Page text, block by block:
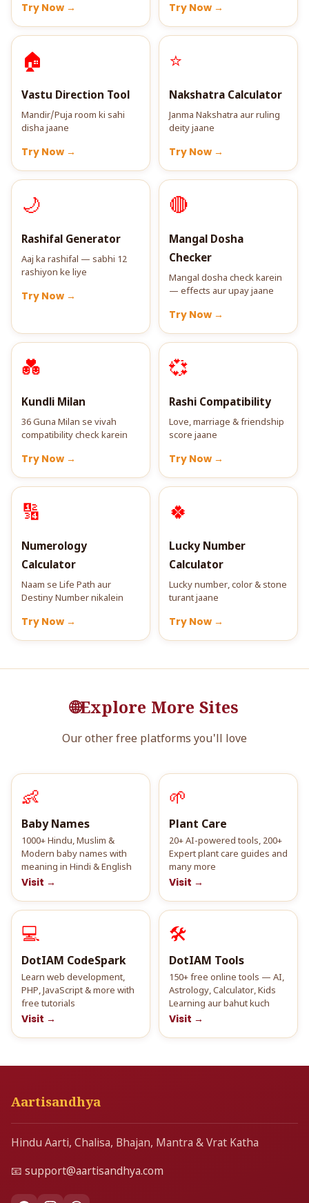
Try Now → Try Now →
🏠
Vastu Direction Tool
Mandir/Puja room ki sahi
disha jaane
Try Now →
⭐
Nakshatra Calculator
Janma Nakshatra aur ruling
deity jaane
Try Now →
🌙
Rashifal Generator
Aaj ka rashifal — sabhi 12
rashiyon ke liye
Try Now →
🔴
Mangal Dosha
Checker
Mangal dosha check karein
— effects aur upay jaane
Try Now →
💑
Kundli Milan
36 Guna Milan se vivah
compatibility check karein
Try Now →
💞
Rashi Compatibility
Love, marriage & friendship
score jaane
Try Now →
🔢
Numerology
Calculator
Naam se Life Path aur
Destiny Number nikalein
Try Now →
🍀
Lucky Number
Calculator
Lucky number, color & stone
turant jaane
Try Now →
🌐Explore More Sites
Our other free platforms you'll love
👶
Baby Names
1000+ Hindu, Muslim &
Modern baby names with
meaning in Hindi & English
Visit →
🌱
Plant Care
20+ AI-powered tools, 200+
Expert plant care guides and
many more
Visit →
💻
DotIAM CodeSpark
Learn web development,
PHP, JavaScript & more with
free tutorials
Visit →
🛠️
DotIAM Tools
150+ free online tools — AI,
Astrology, Calculator, Kids
Learning aur bahut kuch
Visit →
Aartisandhya
Hindu Aarti, Chalisa, Bhajan, Mantra & Vrat Katha
📧 support@aartisandhya.com